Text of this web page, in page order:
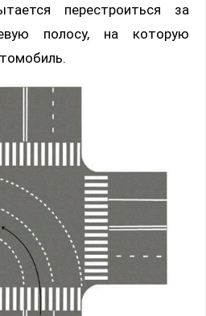
перестроиться за
полосу, на которую